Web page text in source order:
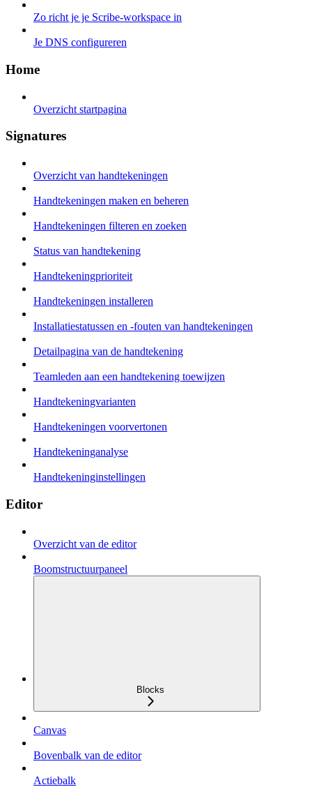
Zo richt je je Scribe-workspace in
Je DNS configureren
Home
Overzicht startpagina
Signatures
Overzicht van handtekeningen
Handtekeningen maken en beheren
Handtekeningen filteren en zoeken
Status van handtekening
Handtekeningprioriteit
Handtekeningen installeren
Installatiestatussen en -fouten van handtekeningen
Detailpagina van de handtekening
Teamleden aan een handtekening toewijzen
Handtekeningvarianten
Handtekeningen voorvertonen
Handtekeninganalyse
Handtekeninginstellingen
Editor
Overzicht van de editor
Boomstructuurpaneel
Blocks
Canvas
Bovenbalk van de editor
Actiebalk